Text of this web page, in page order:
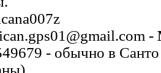
-
- обычно в